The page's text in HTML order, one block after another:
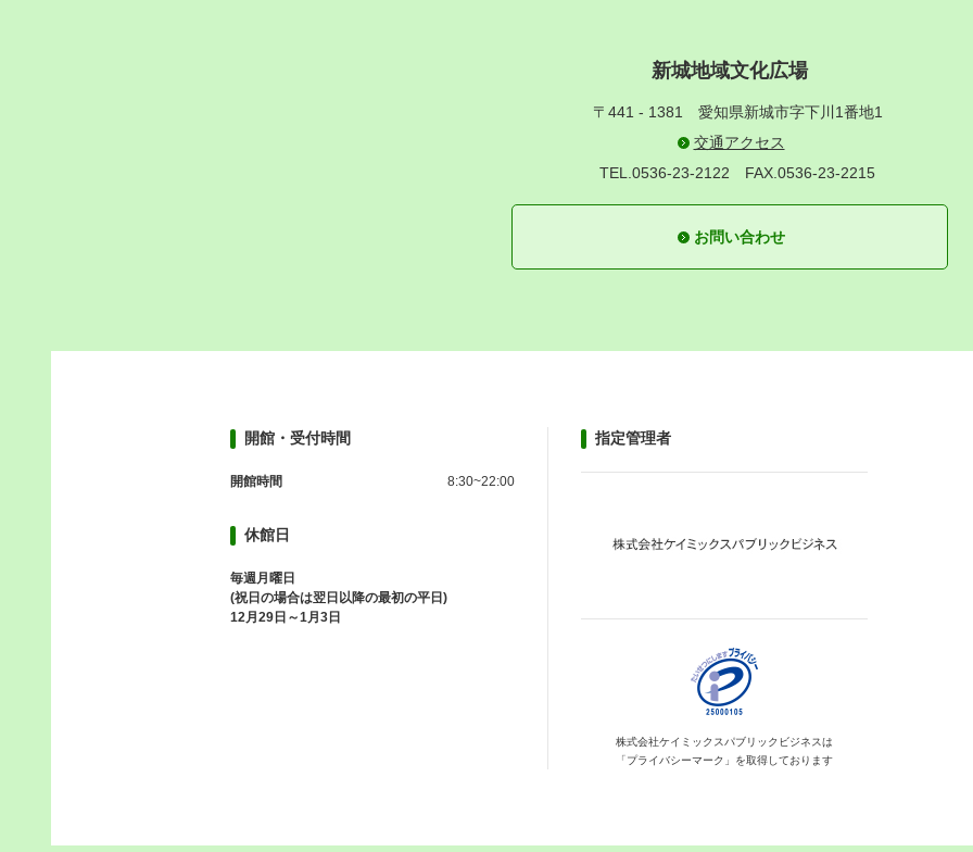
新城地域文化広場
〒441 - 1381 愛知県新城市字下川1番地1
交通アクセス
TEL.0536-23-2122 FAX.0536-23-2215
お問い合わせ
開館・受付時間
開館時間 8:30~22:00
休館日
毎週月曜日
(祝日の場合は翌日以降の最初の平日)
12月29日～1月3日
指定管理者
株式会社ケイミックス パブリックビジネスは
「プライバシーマーク」を取得しております